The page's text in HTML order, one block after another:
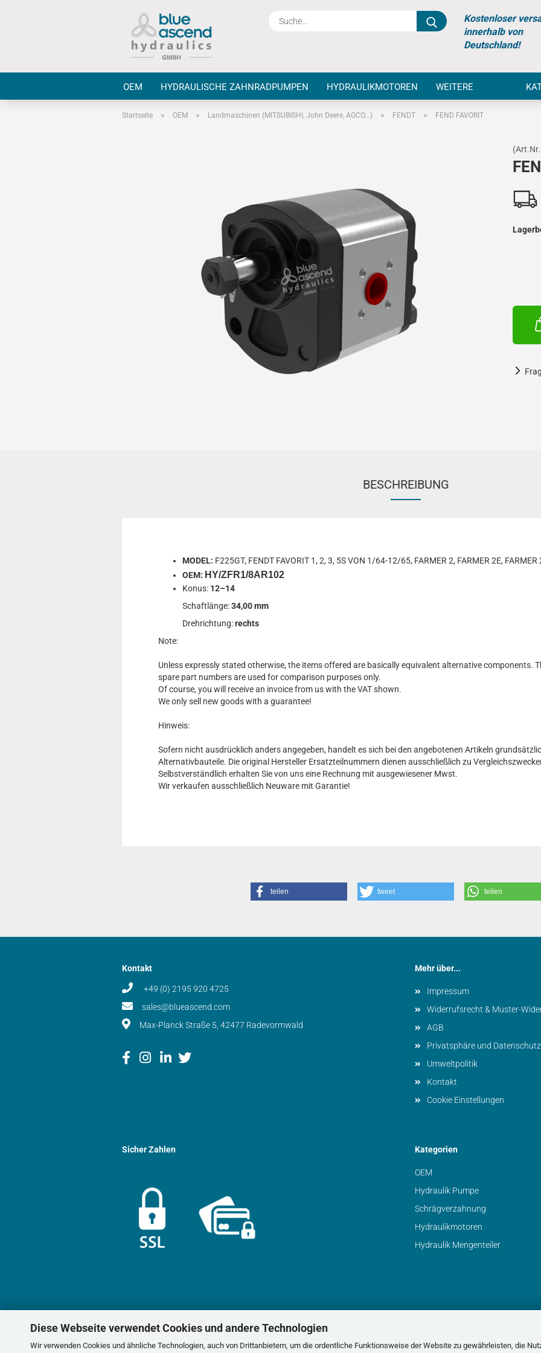
Diese Webseite verwendet Cookies und andere Technologien
Wir verwenden Cookies und ähnliche Technologien, auch von Drittanbietern, um die ordentliche Funktionsweise der Website zu gewährleisten, die
Suche...Kostenloser
innerhalb von
Deutschland!
OEM HYDRAULISCHE ZAHNRADPUMPEN HYDRAULIKMOTOREN WEITERE
Startseite » OEM » Landmaschinen (MITSUBISHI, John Deere, AGCO...) » FENDT » FEND FAVORIT
BESCHREIBUNG
MODEL: F225GT, FENDT FAVORIT 1, 2, 3, 5S VON 1/64-12/65, FARMER 2, FARMER 2E, FARMER
OEM: HY/ZFR1/8AR102
Konus: 12–14
Schaftlänge:34,00 mm
Drehrichtung:rechts
Note:
Unless expressly stated otherwise, the items offered are basically equivalent alternative components.
spare part numbers are used for comparison purposes only.
Of course, you will receive an invoice from us with the VAT shown.
We only sell new goods with a guarantee!
Hinweis:
Sofern nicht ausdrücklich anders angegeben, handelt es sich bei den angebotenen Artikeln
Alternativbauteile. Die original Hersteller Ersatzteilnummern dienen ausschließlich zu
Selbstverständlich erhalten Sie von uns eine Rechnung mit ausgewiesener Mwst.
Wir verkaufen ausschließlich Neuware mit Garantie!
teilen tweet teilen
Kontakt
+49 (0) 2195 920 4725
sales@blueascend.com
Max-Planck Straße 5, 42477 Radevormwald
Mehr über...
Impressum
Widerrufsrecht & Muster-
AGB
Privatsphäre und Datenschutz
Umweltpolitik
Kontakt
Cookie Einstellungen
Sicher Zahlen Kategorien
OEM
Hydraulik Pumpe
Schrägverzahnung
Hydraulikmotoren
Hydraulik Mengenteiler
Vertrag widerrufen